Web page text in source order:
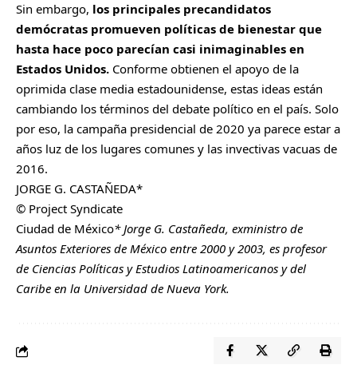
Sin embargo, los principales precandidatos
demócratas promueven políticas de bienestar que
hasta hace poco parecían casi inimaginables en
Estados Unidos. Conforme obtienen el apoyo de la
oprimida clase media estadounidense, estas ideas están
cambiando los términos del debate político en el país. Solo
por eso, la campaña presidencial de 2020 ya parece estar a
años luz de los lugares comunes y las invectivas vacuas de
2016.
JORGE G. CASTAÑEDA*
© Project Syndicate
Ciudad de México* Jorge G. Castañeda, exministro de
Asuntos Exteriores de México entre 2000 y 2003, es profesor
de Ciencias Políticas y Estudios Latinoamericanos y del
Caribe en la Universidad de Nueva York.